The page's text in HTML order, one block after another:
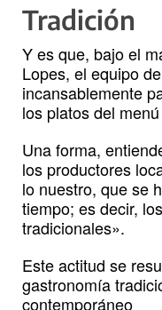
Tradición
Y es que, bajo el
Lopes, el equipo
incansablemente
los platos del
Una forma,
los productores
lo nuestro, que se
tiempo; es decir,
tradicionales».
Este actitud se
gastronomía
contemporáneo